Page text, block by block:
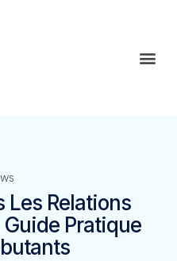
Les Relations
Pratique